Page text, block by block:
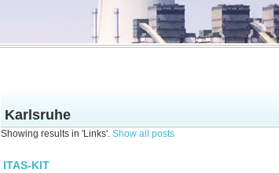
Karlsruhe
Showing results in 'Links'. Show all posts
ITAS-KIT